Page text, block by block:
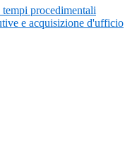
procedimentali
e acquisizione d'ufficio